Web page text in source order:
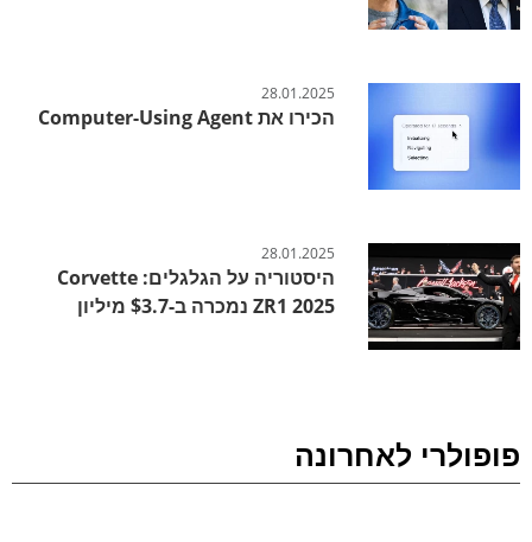
28.01.2025
הכירו את Computer-Using Agent
28.01.2025
היסטוריה על הגלגלים: Corvette
ZR1 2025 נמכרה ב-$3.7 מיליון
פופולרי לאחרונה